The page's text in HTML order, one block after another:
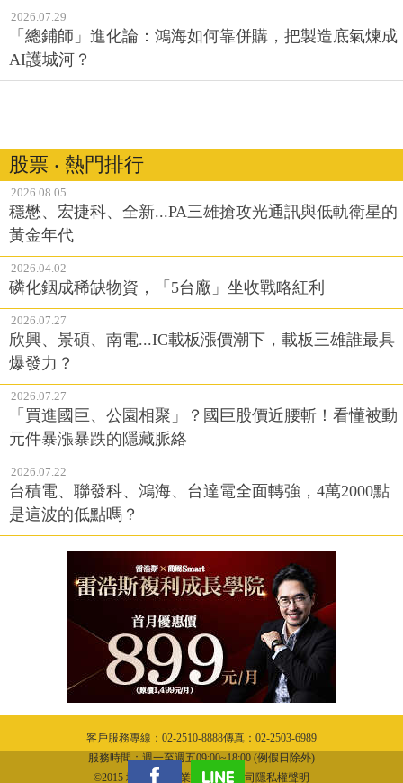
2026.07.29
「總鋪師」進化論：鴻海如何靠併購，把製造底氣煉成
AI護城河？
股票 ‧ 熱門排行
2026.08.05
穩懋、宏捷科、全新...PA三雄搶攻光通訊與低軌衛星的
黃金年代
2026.04.02
磷化銦成稀缺物資，「5台廠」坐收戰略紅利
2026.07.27
欣興、景碩、南電...IC載板漲價潮下，載板三雄誰最具
爆發力？
2026.07.27
「買進國巨、公園相聚」？國巨股價近腰斬！看懂被動
元件暴漲暴跌的隱藏脈絡
2026.07.22
台積電、聯發科、鴻海、台達電全面轉強，4萬2000點
是這波的低點嗎？
客戶服務專線：02-2510-8888傳真：02-2503-6989
服務時間：週一至週五09:00~18:00 (例假日除外)
©2015 城邦文化事業股份有限公司隱私權聲明